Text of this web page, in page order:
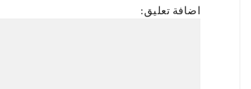
اضافة تعليق: